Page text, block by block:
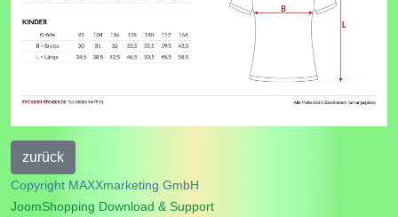
Copyright MAXXmarketing GmbH
JoomShopping Download & Support